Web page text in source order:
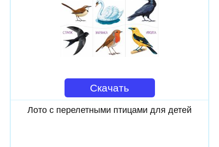
Скачать
Лото с перелетными птицами для детей